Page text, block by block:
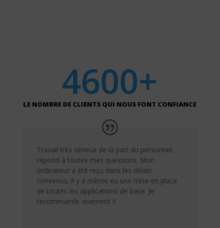
4600+
LE NOMBRE DE CLIENTS QUI NOUS FONT CONFIANCE
Travail très sérieux de la part du personnel,
répond à toutes mes questions. Mon
ordinateur a été reçu dans les délais
convenus, il y a même eu une mise en place
de toutes les applications de base. Je
recommande vivement !!